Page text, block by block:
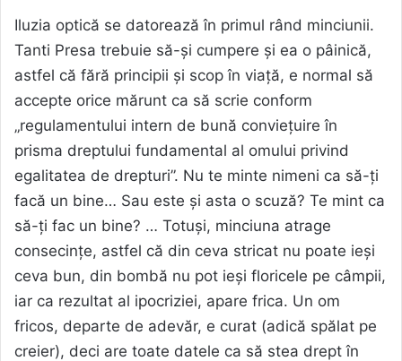
Iluzia optică se datorează în primul rând minciunii.
Tanti Presa trebuie să-și cumpere și ea o pâinică,
astfel că fără principii și scop în viață, e normal să
accepte orice mărunt ca să scrie conform
„regulamentului intern de bună conviețuire în
prisma dreptului fundamental al omului privind
egalitatea de drepturi”. Nu te minte nimeni ca să-ți
facă un bine… Sau este și asta o scuză? Te mint ca
să-ți fac un bine? … Totuși, minciuna atrage
consecințe, astfel că din ceva stricat nu poate ieși
ceva bun, din bombă nu pot ieși floricele pe câmpii,
iar ca rezultat al ipocriziei, apare frica. Un om
fricos, departe de adevăr, e curat (adică spălat pe
creier), deci are toate datele ca să stea drept în